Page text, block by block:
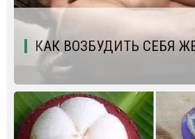
КАК ВОЗБУДИТЬ СЕБЯ